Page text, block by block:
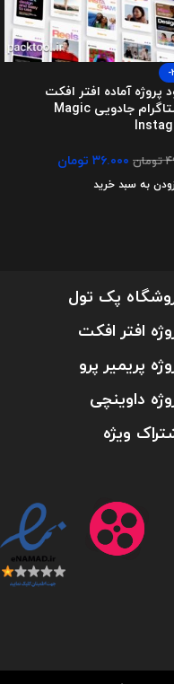
-
پروژه آماده افتر افکت
اینستاگرام جادویی Magic
تومان ۳۶.۰۰۰ تومان
به سبد خرید
پک تول
افتر افکت
پریمیر پرو
داوینچی
ویژه